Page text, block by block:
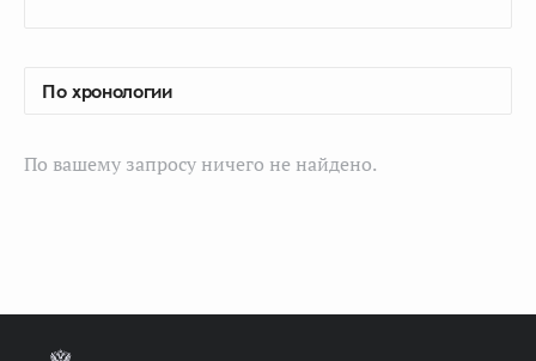
По вашему запросу ничего не найдено.